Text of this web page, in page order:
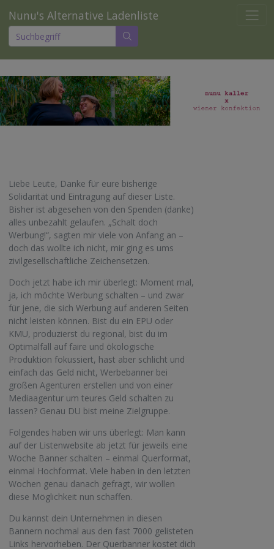
Nunu's Alternative Ladenliste
Liebe Leute, Danke für eure bisherige
Solidarität und Eintragung auf dieser Liste.
Bisher ist abgesehen von den Spenden (danke)
alles unbezahlt gelaufen. „Schalt doch
Werbung!“, sagten mir viele von Anfang an –
doch das wollte ich nicht, mir ging es ums
zivilgesellschaftliche Zeichensetzen.
Doch jetzt habe ich mir überlegt: Moment mal,
ja, ich möchte Werbung schalten – und zwar
für jene, die sich Werbung auf anderen Seiten
nicht leisten können. Bist du ein EPU oder
KMU, produzierst du regional, bist du im
Optimalfall auf faire und ökologische
Produktion fokussiert, hast aber schlicht und
einfach das Geld nicht, Werbebanner bei
großen Agenturen erstellen und von einer
Mediaagentur um teures Geld schalten zu
lassen? Genau DU bist meine Zielgruppe.
Folgendes haben wir uns überlegt: Man kann
auf der Listenwebsite ab jetzt für jeweils eine
Woche Banner schalten – einmal Querformat,
einmal Hochformat. Viele haben in den letzten
Wochen genau danach gefragt, wir wollen
diese Möglichkeit nun schaffen.
Du kannst dein Unternehmen in diesen
Bannern nochmal aus den fast 7000 gelisteten
Links hervorheben. Der Querbanner kostet dich